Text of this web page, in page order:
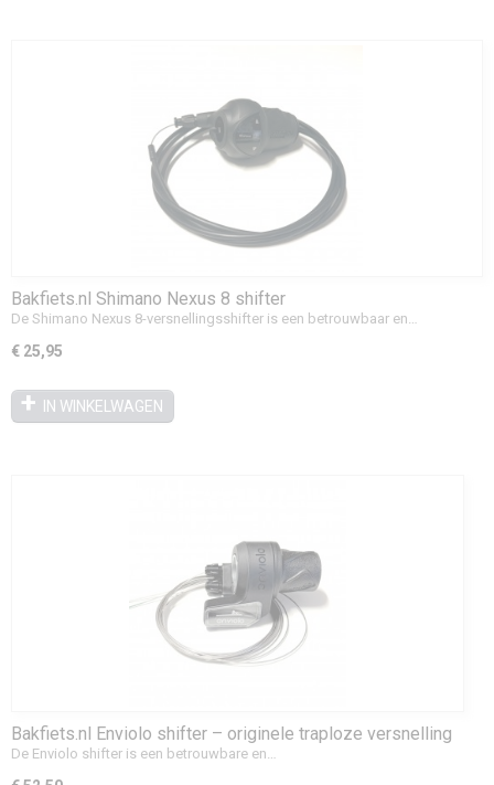
Bakfiets.nl Shimano Nexus 8 shifter
De Shimano Nexus 8-versnellingsshifter is een betrouwbaar en…
€ 25,95
IN WINKELWAGEN
Bakfiets.nl Enviolo shifter – originele traploze versnelling
De Enviolo shifter is een betrouwbare en…